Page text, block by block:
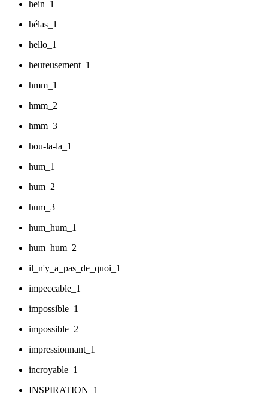
hein_1
hélas_1
hello_1
heureusement_1
hmm_1
hmm_2
hmm_3
hou-la-la_1
hum_1
hum_2
hum_3
hum_hum_1
hum_hum_2
il_n'y_a_pas_de_quoi_1
impeccable_1
impossible_1
impossible_2
impressionnant_1
incroyable_1
INSPIRATION_1